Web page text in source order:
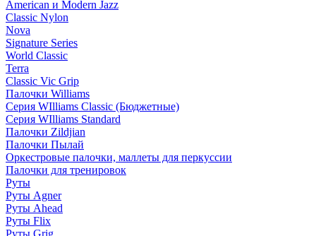
American и Modern Jazz
Classic Nylon
Nova
Signature Series
World Classic
Terra
Classic Vic Grip
Палочки Williams
Серия WIlliams Classic (Бюджетные)
Серия WIlliams Standard
Палочки Zildjian
Палочки Пылай
Оркестровые палочки, маллеты для перкуссии
Палочки для тренировок
Руты
Руты Agner
Руты Ahead
Руты Flix
Руты Grig